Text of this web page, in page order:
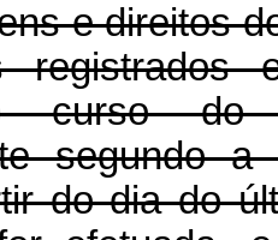
e direitos
curso do
segundo
do dia do